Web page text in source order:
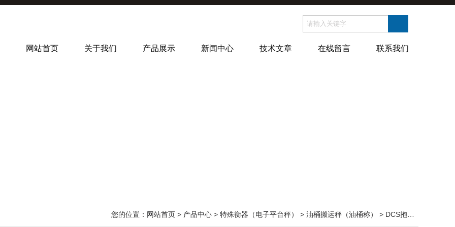
网站首页 关于我们 产品展示 新闻中心 技术文章 在线留言 联系我们
您的位置： 网站首页 > 产品中心 > 特殊衡器（电子平台秤） > 油桶搬运秤（油桶称） > DCS抱夹式油桶秤